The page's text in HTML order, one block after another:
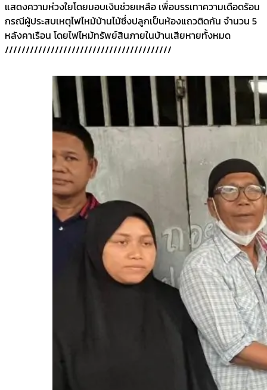
แสดงความห่วงใยโดยมอบเงินช่วยเหลือ เพื่อบรรเทาความเดือดร้อน
กรณีผู้ประสบเหตุไฟไหม้บ้านไม้ซึ่งปลูกเป็นห้องแถวติดกัน จำนวน 5
หลังคาเรือน โดยไฟไหม้ทรัพย์สินภายในบ้านเสียหายทั้งหมด
////////////////////////////////////////